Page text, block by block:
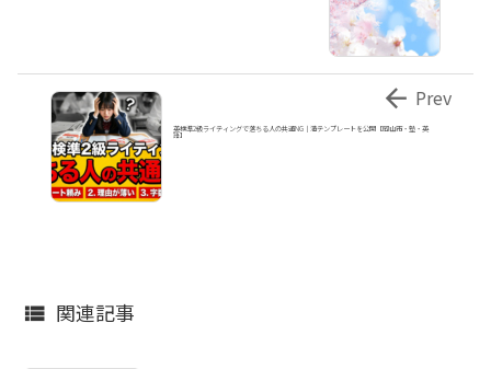
英検準2級ライティングで落ちる人の共通NG｜満テンプレートを公開【岡山市・塾・英
語】
 Prev
 関連記事